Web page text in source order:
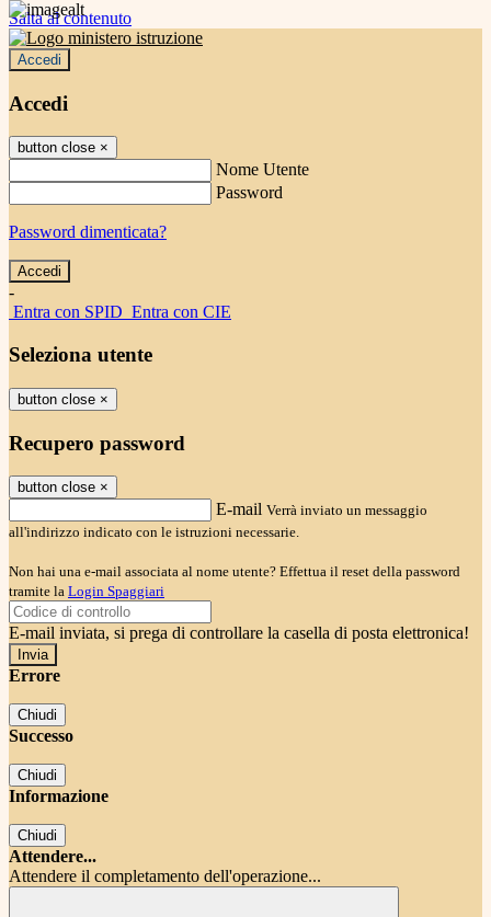
Salta al contenuto
Accedi
Accedi
button close ×
Nome Utente
Password
Password dimenticata?
-
Entra con SPID Entra con CIE
Seleziona utente
button close ×
Recupero password
button close ×
E-mail Verrà inviato un messaggio
all'indirizzo indicato con le istruzioni necessarie.
Non hai una e-mail associata al nome utente? Effettua il reset della password
tramite la Login Spaggiari
E-mail inviata, si prega di controllare la casella di posta elettronica!
Errore
Chiudi
Successo
Chiudi
Informazione
Chiudi
Attendere...
Attendere il completamento dell'operazione...